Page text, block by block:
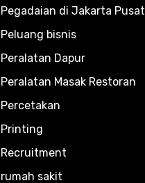
Pegadaian di Jakarta Pusat
Peluang bisnis
Peralatan Dapur
Peralatan Masak Restoran
Percetakan
Printing
Recruitment
rumah sakit